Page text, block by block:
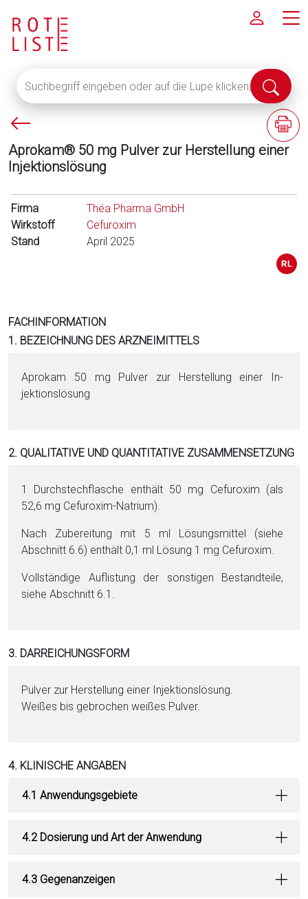
eingeben
oder
auf
Lupe
klicken,
um
alle
Fachinformationen
anzuzeigen
Suche
P
e
i
l
i
n
Aprokam® 50 mg Pulver zur Herstellung einer
Injektionslösung
F
a
r
m
F
Firma
Théa Pharma GmbH
Wirkstoff
Cefuroxim
Stand
April 2025
FACHINFORMATION
1. BEZEICHNUNG DES ARZNEIMITTELS
Aprokam 50 mg Pul­ver zur Herstellung ei­ner In­
jektionslösung
2. QUALITATIVE UND QUANTITATIVE ZUSAMMENSETZUNG
1 Durchstechflasche enthält 50 mg Ce­fu­ro­xim (als
52,6 mg Ce­fu­ro­xim-Na­tri­um).
Nach Zu­be­reitung mit 5 ml Lö­sungs­mit­tel (siehe
Abschnitt 6.6) enthält 0,1 ml Lö­sung 1 mg Ce­fu­ro­xim.
Vollständige Auflistung der sonstigen Be­stand­tei­le,
siehe Abschnitt 6.1.
3. DARREICHUNGSFORM
Pul­ver zur Herstellung ei­ner In­jektionslösung.
Wei­ßes bis gebrochen wei­ßes Pul­ver.
4. KLINISCHE ANGABEN
4.1 Anwendungsgebiete
4.2 Dosierung und Art der Anwendung
4.3 Gegenanzeigen